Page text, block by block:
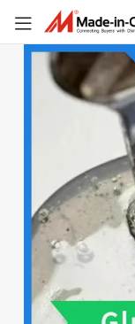
en fructosa
Jarabe de glucosa de